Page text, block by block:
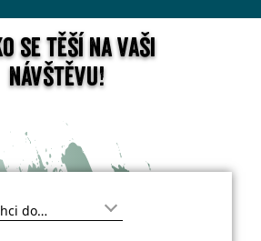
se těší na vaši
návštěvu!